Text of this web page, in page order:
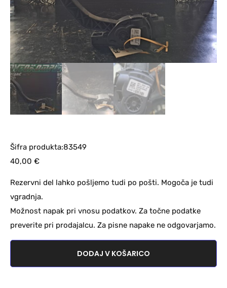
Šifra produkta:83549
40,00 €
Rezervni del lahko pošljemo tudi po pošti. Mogoča je tudi
vgradnja.
Možnost napak pri vnosu podatkov. Za točne podatke
preverite pri prodajalcu. Za pisne napake ne odgovarjamo.
DODAJ V KOŠARICO